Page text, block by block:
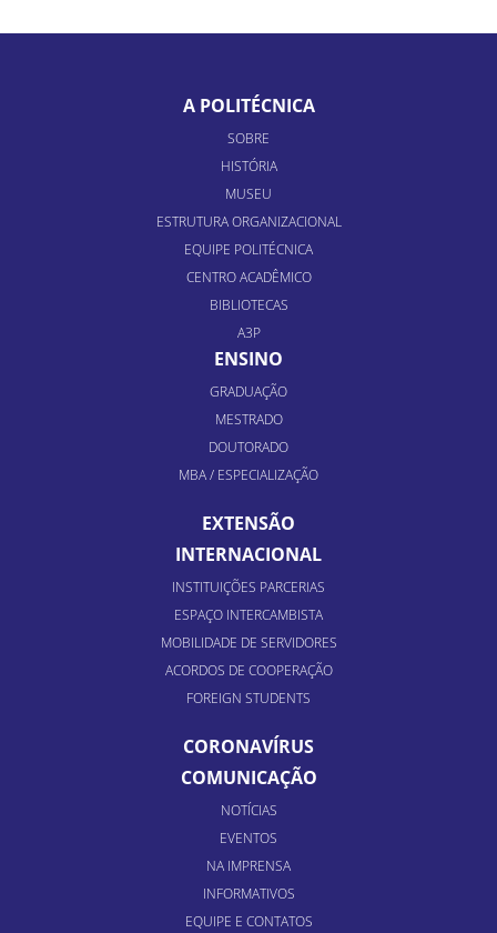
A POLITÉCNICA
SOBRE
HISTÓRIA
MUSEU
ESTRUTURA ORGANIZACIONAL
EQUIPE POLITÉCNICA
CENTRO ACADÊMICO
BIBLIOTECAS
A3P
ENSINO
GRADUAÇÃO
MESTRADO
DOUTORADO
MBA / ESPECIALIZAÇÃO
EXTENSÃO
INTERNACIONAL
INSTITUIÇÕES PARCERIAS
ESPAÇO INTERCAMBISTA
MOBILIDADE DE SERVIDORES
ACORDOS DE COOPERAÇÃO
FOREIGN STUDENTS
CORONAVÍRUS
COMUNICAÇÃO
NOTÍCIAS
EVENTOS
NA IMPRENSA
INFORMATIVOS
EQUIPE E CONTATOS